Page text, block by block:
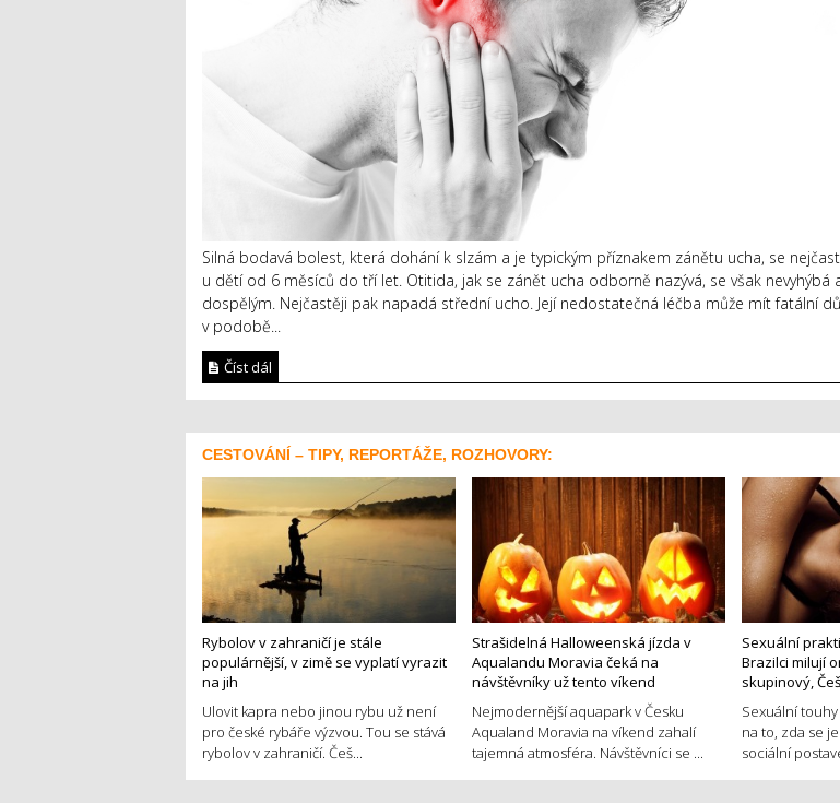
Silná bodavá bolest, která dohání k slzám a je typickým příznakem zánětu ucha, se
u dětí od 6 měsíců do tří let. Otitida, jak se zánět ucha odborně nazývá, se však nevyhýbá
dospělým. Nejčastěji pak napadá střední ucho. Její nedostatečná léčba může mít fatální
v podobě...
Číst dál
CESTOVÁNÍ – TIPY, REPORTÁŽE, ROZHOVORY:
Rybolov v zahraničí je stále
populárnější, v zimě se vyplatí vyrazit
na jih
Ulovit kapra nebo jinou rybu už není
pro české rybáře výzvou. Tou se stává
rybolov v zahraničí. Češ...
Strašidelná Halloweenská jízda v
Aqualandu Moravia čeká na
návštěvníky už tento víkend
Nejmodernější aquapark v Česku
Aqualand Moravia na víkend zahalí
tajemná atmosféra. Návštěvníci se ...
Sexuální
Brazilci milují
skupinový,
Sexuální
na to, zda se
sociální